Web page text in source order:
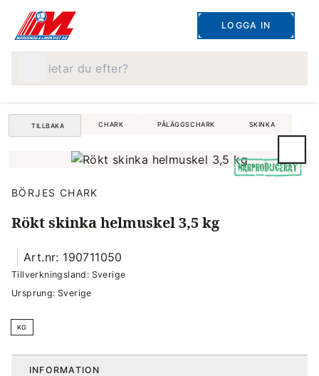
LOGGA IN
TILLBAKA CHARK PÅLÄGGSCHARK SKINKA
BÖRJES CHARK
Rökt skinka helmuskel 3,5 kg
Art.nr: 190711050
Tillverkningsland: Sverige
Ursprung: Sverige
KG
INFORMATION